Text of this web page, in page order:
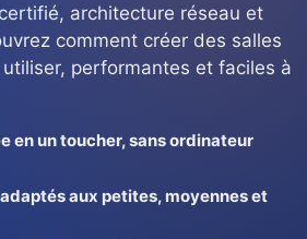
architecture réseau et
comment créer des salles
performantes et faciles à
en un toucher, sans ordinateur
aux petites, moyennes et